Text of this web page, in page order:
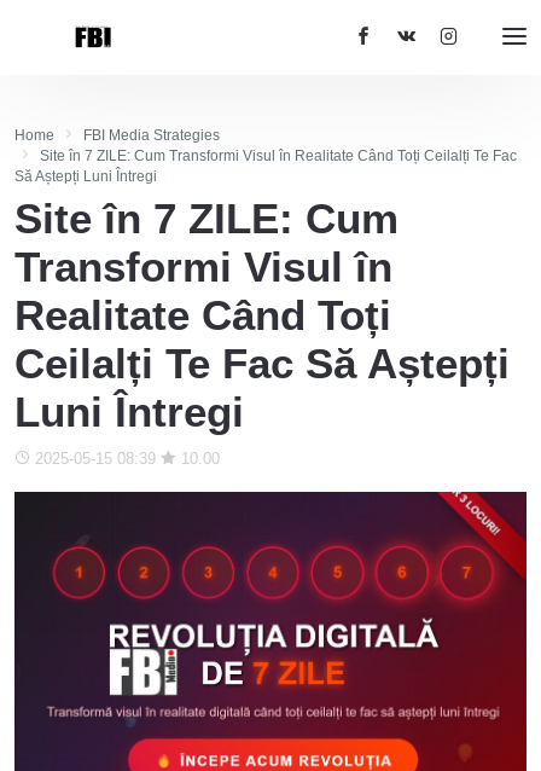
Home
FBI Media Strategies
Site în 7 ZILE: Cum Transformi Visul în Realitate Când Toți Ceilalți Te Fac
Să Aștepți Luni Întregi
Site în 7 ZILE: Cum
Transformi Visul în
Realitate Când Toți
Ceilalți Te Fac Să Aștepți
Luni Întregi
2025-05-15 08:39 10.00